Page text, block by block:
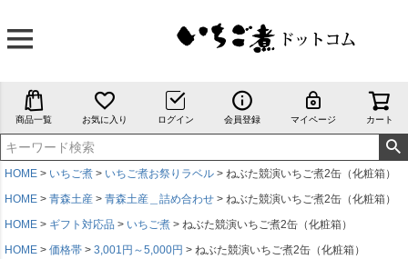
商品一覧 お気に入り ログイン 会員登録 マイページ カート
HOME いちご煮 いちご煮お祭りラベル
ねぶた競演いちご煮2缶（化粧箱）
HOME
青森土産 青森土産＿詰め合わせ
ねぶた競演いちご煮2缶（化粧箱）
HOME
ギフト対応品 いちご煮
ねぶた競演いちご煮2缶（化粧箱）
HOME
価格帯 3,001円～5,000円
ねぶた競演いちご煮2缶（化粧箱）